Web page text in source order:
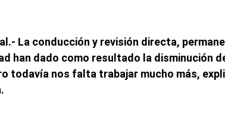
La conducción y revisión directa,
han dado como resultado la disminución
todavía nos falta trabajar mucho más,